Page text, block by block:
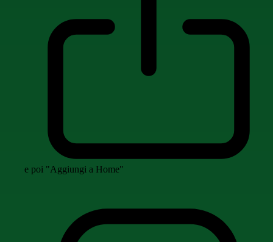
e poi "Aggiungi a Home"